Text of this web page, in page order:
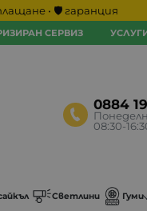
• 🛡️ гаранция
СЕРВИЗ
0884
08:30-
Светлини Гуми